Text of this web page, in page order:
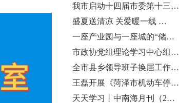
我市启动十四届市委第十三…
盛夏送清凉 关爱暖一线 …
一座产业园与一座城的“储…
市政协党组理论学习中心组…
全市县乡领导班子换届工作…
王磊开展《菏泽市机动车停…
天天学习丨中南海月刊（2…